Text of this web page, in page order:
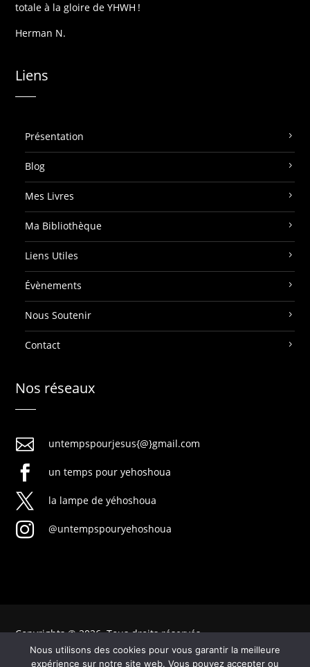
totale à la gloire de YHWH !
Herman N.
Liens
Présentation
Blog
Mes Livres
Ma Bibliothèque
Liens Utiles
Évènements
Nous Soutenir
Contact
Nos réseaux
 untempspourjesus{@}gmail.com
 un temps pour yehoshoua
 la lampe de yéhoshoua
 @untempspouryehoshoua
Copyrights © 2026. Tous droits réservés
Nous utilisons des cookies pour vous garantir la meilleure
expérience sur notre site web. Vous pouvez accepter ou